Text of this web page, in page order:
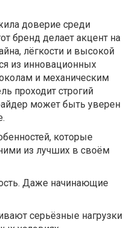
доверие среди
бренд делает акцент на
лёгкости и высокой
из инновационных
и механическим
проходит строгий
может быть уверен
которые
из лучших в своём
Даже начинающие
серьёзные нагрузки